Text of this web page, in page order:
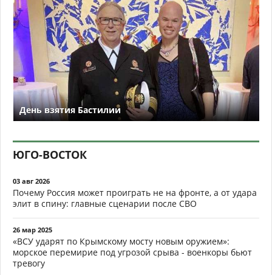
День взятия Бастилии
ЮГО-ВОСТОК
03 авг 2026
Почему Россия может проиграть не на фронте, а от удара
элит в спину: главные сценарии после СВО
26 мар 2025
«ВСУ ударят по Крымскому мосту новым оружием»:
морское перемирие под угрозой срыва - военкоры бьют
тревогу